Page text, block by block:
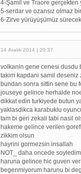
4-Şamil ve Traore gerçekten
5-serdar ve ozansız olmaz
6-Zirve yürüyüşümüz sürecek.
14 Aralık 2014 | 20:37
volkanin gene cenesi dusdu
takim kapdani samil
bundan sonra sittin sene bu
jouseye gelince herhalde
dikkat edin turkiyede butun
yaklasdikca karabuklu
tam bi geri zekali tabi nasil
hakeme gelince verilen
zikkim olsun
hayrini gormezsin insallah
NOT_ daha oncede
haruna gelince hic guven
begenmiyorum harunu bi